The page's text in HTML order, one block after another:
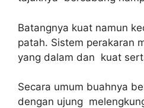
Batangnya kuat namun
patah. Sistem perakaran
yang dalam dan kuat
Secara umum buahnya
dengan ujung